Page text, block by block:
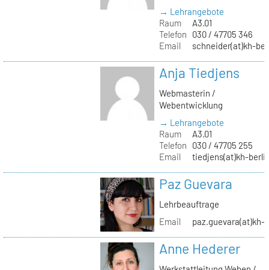
→ Lehrangebote
Raum
A3.01
Telefon
030 / 47705 346
Email
schneider(at)kh-
Anja Tiedjens
Webmasterin /
Webentwicklung
→ Lehrangebote
Raum
A3.01
Telefon
030 / 47705 255
Email
tiedjens(at)kh-
Paz Guevara
Lehrbeauftrage
Email
paz.guevara(at)kh-
Anne Hederer